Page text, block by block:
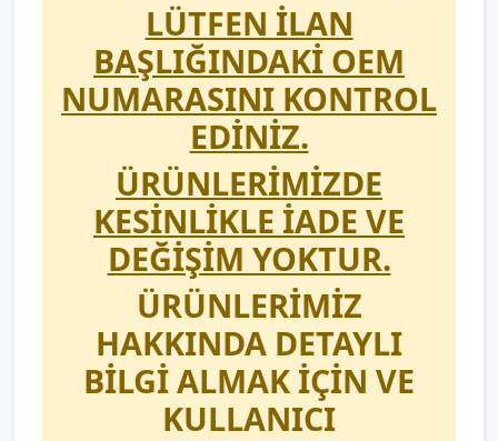
LÜTFEN İLAN
BAŞLIĞINDAKİ OEM
NUMARASINI KONTROL
EDİNİZ.
ÜRÜNLERİMİZDE
KESİNLİKLE İADE VE
DEĞİŞİM YOKTUR.
ÜRÜNLERİMİZ
HAKKINDA DETAYLI
BİLGİ ALMAK İÇİN VE
KULLANICI